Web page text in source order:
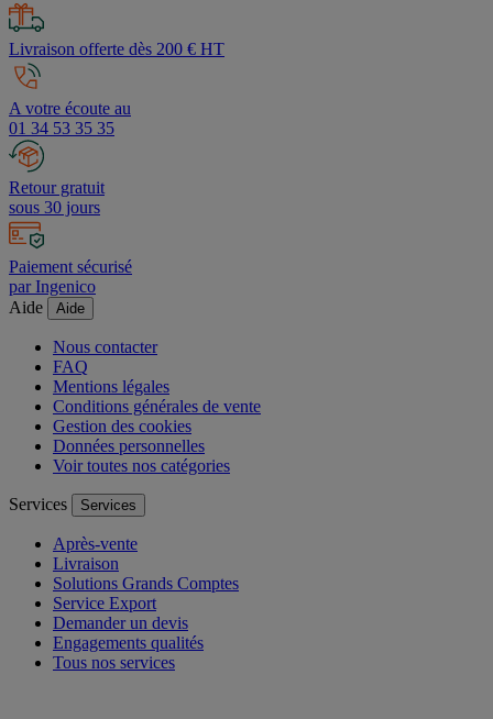
Livraison offerte dès 200 € HT
A votre écoute au
01 34 53 35 35
Retour gratuit
sous 30 jours
Paiement sécurisé
par Ingenico
Aide
Aide
Nous contacter
FAQ
Mentions légales
Conditions générales de vente
Gestion des cookies
Données personnelles
Voir toutes nos catégories
Services Services
Après-vente
Livraison
Solutions Grands Comptes
Service Export
Demander un devis
Engagements qualités
Tous nos services